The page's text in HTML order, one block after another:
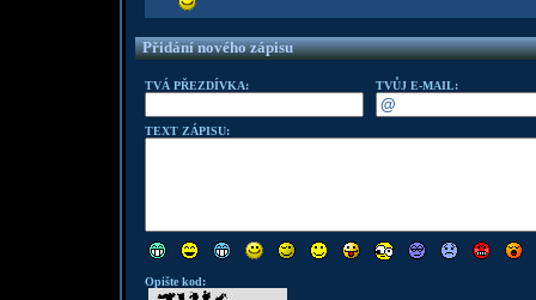
Přidání nového zápisu
TVÁ PŘEZDÍVKA: TVŮJ E-MAIL:
TEXT ZÁPISU:
Opište kod: